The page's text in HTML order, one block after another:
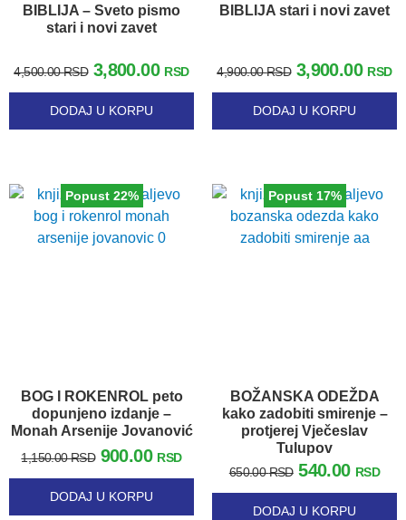
BIBLIJA – Sveto pismo
stari i novi zavet
4,500.00RSD 3,800.00 RSD
DODAJ U KORPU
BIBLIJA stari i novi zavet
4,900.00RSD 3,900.00 RSD
DODAJ U KORPU
Popust 22%
BOG I ROKENROL peto
dopunjeno izdanje –
Monah Arsenije Jovanović
1,150.00RSD 900.00 RSD
DODAJ U KORPU
Popust 17%
BOŽANSKA ODEŽDA
kako zadobiti smirenje –
protjerej Vječeslav
Tulupov
650.00RSD 540.00 RSD
DODAJ U KORPU